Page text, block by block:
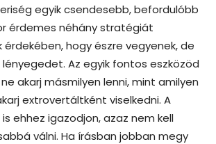
egyik csendesebb, befordulóbb
érdemes néhány stratégiát
hogy észre vegyenek, de
Az egyik fontos eszközöd
akarj másmilyen lenni, mint amilyen
extrovertáltként viselkedni. A
ehhez igazodjon, azaz nem kell
válni. Ha írásban jobban megy